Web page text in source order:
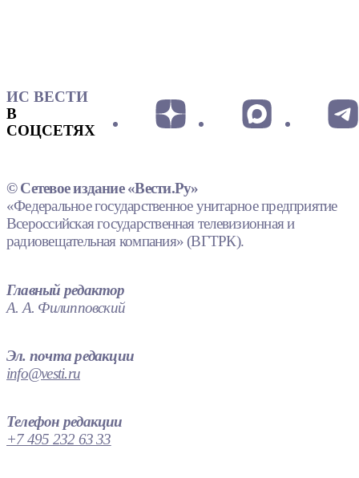
ИС ВЕСТИ
В
СОЦСЕТЯХ
© Сетевое издание «Вести.Ру»
«Федеральное государственное унитарное предприятие
Всероссийская государственная телевизионная и
радиовещательная компания» (ВГТРК).
Главный редактор
А. А. Филипповский
Эл. почта редакции
info@vesti.ru
Телефон редакции
+7 495 232 63 33